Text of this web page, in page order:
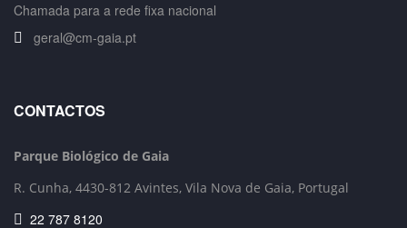
Chamada para a rede fixa nacional
geral@cm-gaia.pt
CONTACTOS
Parque Biológico de Gaia
R. Cunha, 4430-812 Avintes, Vila Nova de Gaia, Portugal
22 787 8120